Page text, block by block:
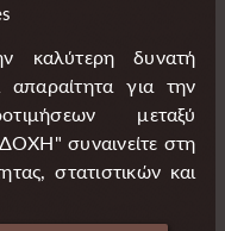
καλύτερη δυνατή
απαραίτητα για την
μεταξύ
συναινείτε στη
στατιστικών και